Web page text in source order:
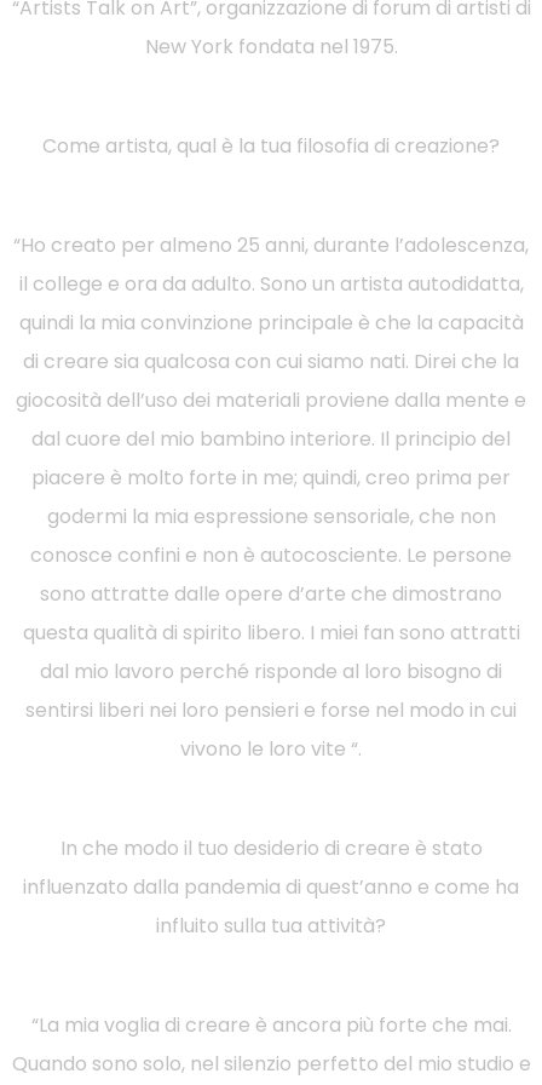
“Artists Talk on Art”, organizzazione di forum di artisti di
New York fondata nel 1975.
Come artista, qual è la tua filosofia di creazione?
“Ho creato per almeno 25 anni, durante l’adolescenza,
il college e ora da adulto. Sono un artista autodidatta,
quindi la mia convinzione principale è che la capacità
di creare sia qualcosa con cui siamo nati. Direi che la
giocosità dell’uso dei materiali proviene dalla mente e
dal cuore del mio bambino interiore. Il principio del
piacere è molto forte in me; quindi, creo prima per
godermi la mia espressione sensoriale, che non
conosce confini e non è autocosciente. Le persone
sono attratte dalle opere d’arte che dimostrano
questa qualità di spirito libero. I miei fan sono attratti
dal mio lavoro perché risponde al loro bisogno di
sentirsi liberi nei loro pensieri e forse nel modo in cui
vivono le loro vite “.
In che modo il tuo desiderio di creare è stato
influenzato dalla pandemia di quest’anno e come ha
influito sulla tua attività?
“La mia voglia di creare è ancora più forte che mai.
Quando sono solo, nel silenzio perfetto del mio studio e